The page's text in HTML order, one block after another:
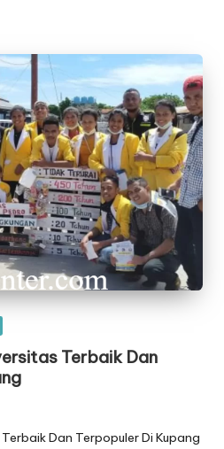
Terbaik Dan
Dan Terpopuler Di Kupang